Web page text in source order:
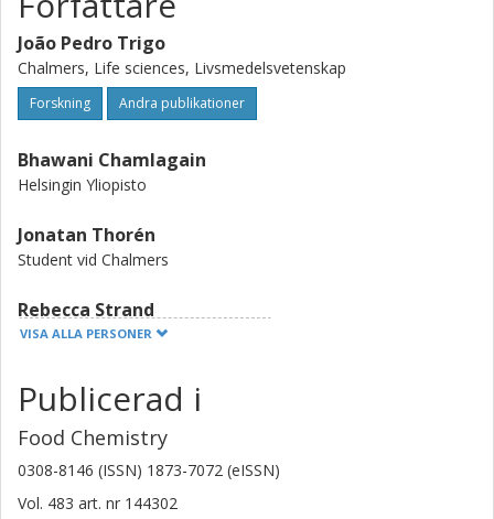
João Pedro Trigo
Chalmers, Life sciences, Livsmedelsvetenskap
Forskning Andra publikationer
Bhawani Chamlagain
Helsingin Yliopisto
Jonatan Thorén
Student vid Chalmers
Rebecca Strand
Chalmers, Life sciences, Livsmedelsvetenskap
Mar Vall-Llosera Juanola
Chalmers, Life sciences, Livsmedelsvetenskap
VISA ALLA PERSONER
Publicerad i
Food Chemistry
0308-8146 (ISSN) 1873-7072 (eISSN)
Vol. 483 art. nr 144302